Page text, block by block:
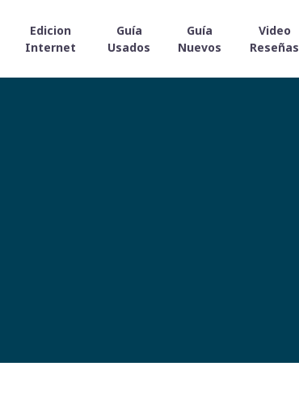
Edicion
Internet
Guía
Usados
Guía
Nuevos
Video
Reseñas